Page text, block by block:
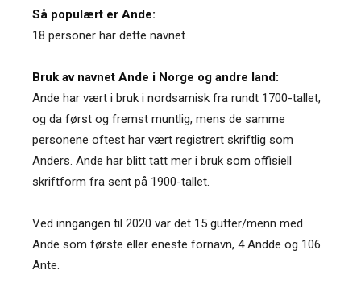
Så populært er Ande:
18 personer har dette navnet.
Bruk av navnet Ande i Norge og andre land:
Ande har vært i bruk i nordsamisk fra rundt 1700-tallet,
og da først og fremst muntlig, mens de samme
personene oftest har vært registrert skriftlig som
Anders. Ande har blitt tatt mer i bruk som offisiell
skriftform fra sent på 1900-tallet.
Ved inngangen til 2020 var det 15 gutter/menn med
Ande som første eller eneste fornavn, 4 Andde og 106
Ante.